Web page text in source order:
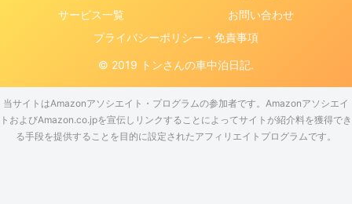
サービス一覧
お問い合わせ
プライバシーポリシー・免責事項
© 2019 トンさんの車中泊日記.
当サイトはAmazonアソシエイト・プログラムの参加者です。Amazonアソシエイ
トおよびAmazon.co.jpを宣伝しリンクすることによってサイトが紹介料を獲得でき
る手段を提供することを目的に設定されたアフィリエイトプログラムです。